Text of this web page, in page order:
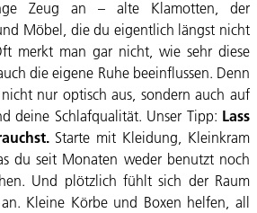
Zeug an – alte Klamotten, der
Möbel, die du eigentlich längst nicht
merkt man gar nicht, wie sehr diese
die eigene Ruhe beeinflussen. Denn
nur optisch aus, sondern auch auf
deine Schlafqualität. Unser Tipp: Lass
Starte mit Kleidung, Kleinkram
du seit Monaten weder benutzt noch
Und plötzlich fühlt sich der Raum
an. Kleine Körbe und Boxen helfen, all